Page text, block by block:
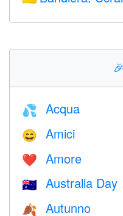
🎉
💦 Acqua
😄 Amici
❤️️ Amore
🇦🇺 Australia Day
🍂 Autunno